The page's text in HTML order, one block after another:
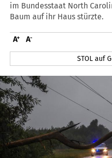
im Bundesstaat North
Baum auf ihr Haus stürzte.
STOL auf